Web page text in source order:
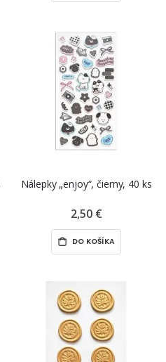
Nálepky „enjoy“, čierny, 40 ks
2,50 €
DO KOŠÍKA